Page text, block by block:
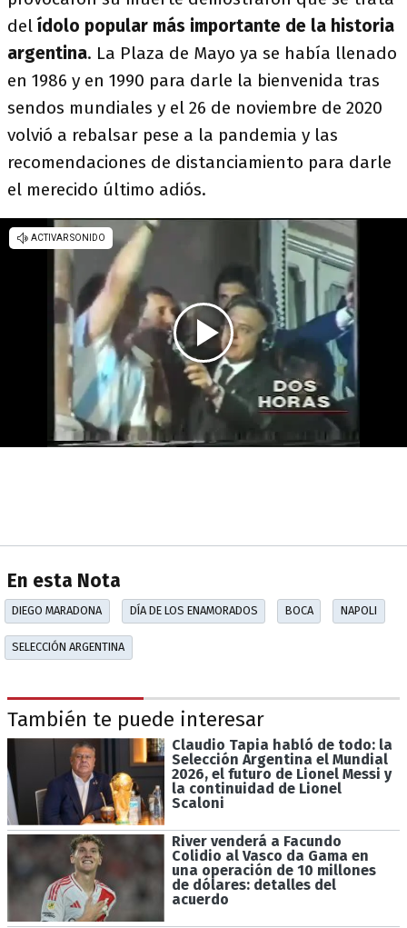
del ídolo popular más importante de la historia
argentina. La Plaza de Mayo ya se había llenado
en 1986 y en 1990 para darle la bienvenida tras
sendos mundiales y el 26 de noviembre de 2020
volvió a rebalsar pese a la pandemia y las
recomendaciones de distanciamiento para darle
el merecido último adiós.
En esta Nota
DIEGO MARADONA DÍA DE LOS ENAMORADOS BOCA NAPOLI
SELECCIÓN ARGENTINA
También te puede interesar
Claudio Tapia habló de todo: la
Selección Argentina el Mundial
2026, el futuro de Lionel Messi y
la continuidad de Lionel
Scaloni
River venderá a Facundo
Colidio al Vasco da Gama en
una operación de 10 millones
de dólares: detalles del
acuerdo